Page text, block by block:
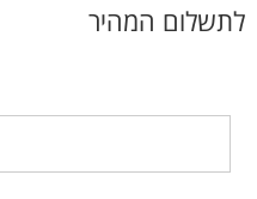
לתשלום המהיר